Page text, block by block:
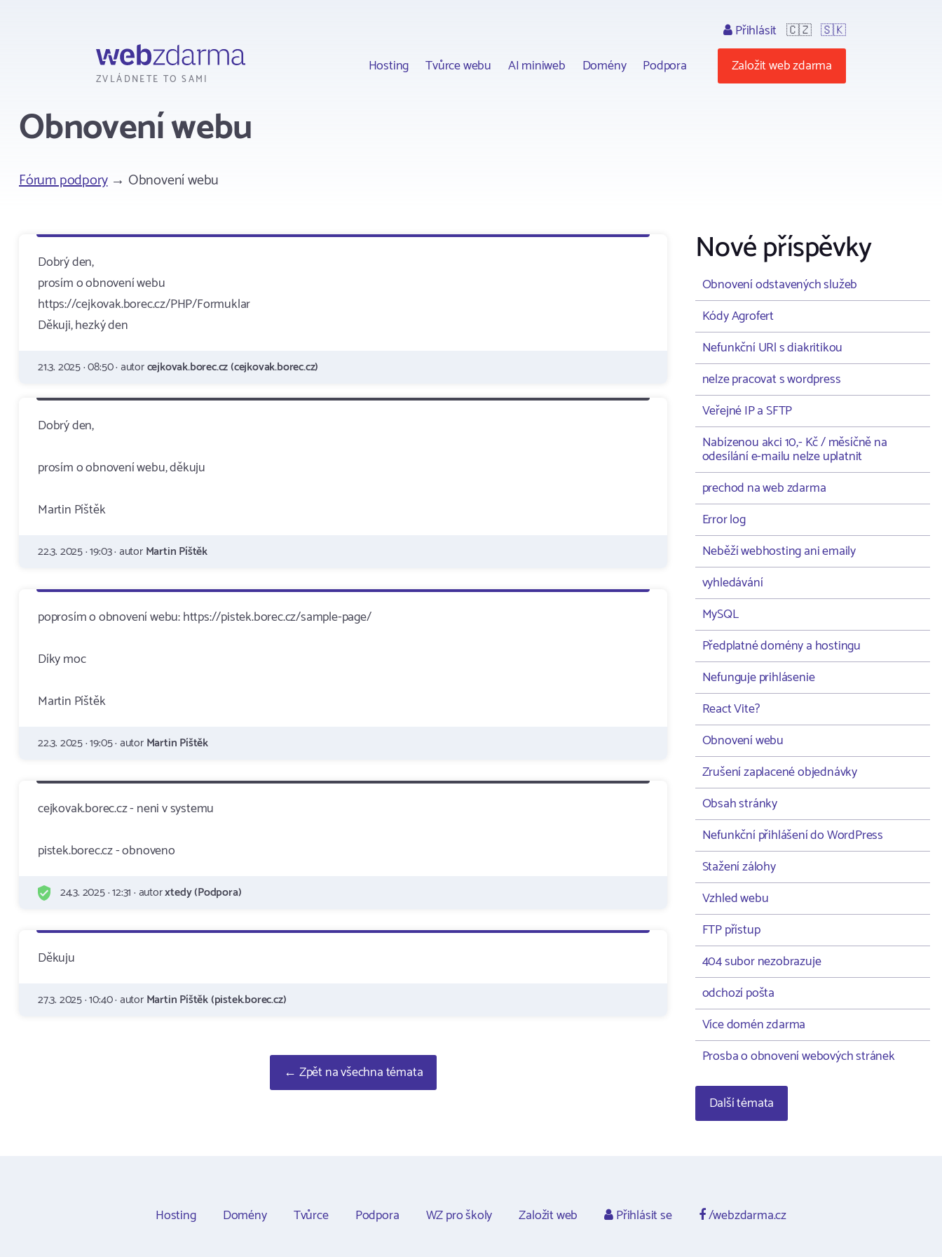
ZVLÁDNETE TO SAMI
Hosting Tvůrce webu AI miniweb Domény Podpora
Přihlásit 🇨🇿 🇸🇰
Založit web zdarma
Obnovení webu
Fórum podpory→ Obnovení webu
Dobrý den,
prosím o obnovení webu
https://cejkovak.borec.cz/PHP/Formuklar
Děkuji, hezký den
21.3. 2025 · 08:50 · autorcejkovak.borec.cz (cejkovak.borec.cz)
Dobrý den,
prosím o obnovení webu, děkuju
Martin Píštěk
22.3. 2025 · 19:03 · autorMartin Píštěk
poprosím o obnovení webu: https://pistek.borec.cz/sample-page/
Díky moc
Martin Píštěk
22.3. 2025 · 19:05 · autorMartin Píštěk
cejkovak.borec.cz - neni v systemu
pistek.borec.cz - obnoveno
24.3. 2025 · 12:31 · autorxtedy (Podpora)
Děkuju
27.3. 2025 · 10:40 · autorMartin Píštěk (pistek.borec.cz)
← Zpět na všechna témata
Nové příspěvky
Obnovení odstavených služeb
Kódy Agrofert
Nefunkční URl s diakritikou
nelze pracovat s wordpress
Veřejné IP a SFTP
Nabízenou akci 10,- Kč / měsíčně na
odesílání e-mailu nelze uplatnit
prechod na web zdarma
Error log
Neběží webhosting ani emaily
vyhledávání
MySQL
Předplatné domény a hostingu
Nefunguje prihlásenie
React Vite?
Obnovení webu
Zrušení zaplacené objednávky
Obsah stránky
Nefunkční přihlášení do WordPress
Stažení zálohy
Vzhled webu
FTP přístup
404 subor nezobrazuje
odchozí pošta
Více domén zdarma
Prosba o obnovení webových stránek
Další témata
Hosting Domény Tvůrce Podpora WZ pro školy Založit web Přihlásit se /webzdarma.cz